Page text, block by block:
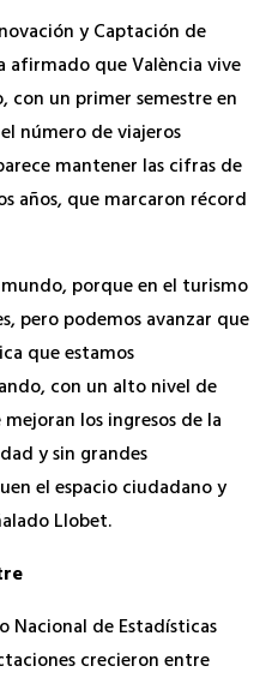
y Captación de
afirmado que València vive
un primer semestre en
número de viajeros
mantener las cifras de
años, que marcaron récord
porque en el turismo
pero podemos avanzar que
que estamos
con un alto nivel de
los ingresos de la
y sin grandes
el espacio ciudadano y
Llobet.
Nacional de Estadísticas
crecieron entre